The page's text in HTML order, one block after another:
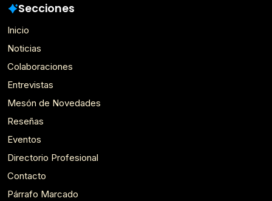
Secciones
Inicio
Noticias
Colaboraciones
Entrevistas
Mesón de Novedades
Reseñas
Eventos
Directorio Profesional
Contacto
Párrafo Marcado